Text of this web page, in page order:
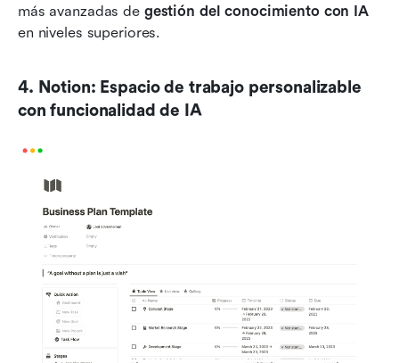
más avanzadas de gestión del conocimiento con IA
en niveles superiores.
4. Notion: Espacio de trabajo personalizable
con funcionalidad de IA